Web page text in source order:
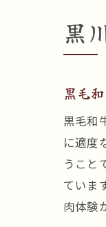
黒
黒毛
黒毛和
に適度
うこと
ていま
肉体験